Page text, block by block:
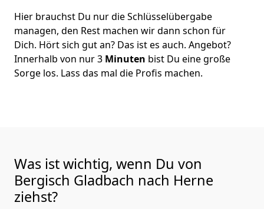
Hier brauchst Du nur die Schlüsselübergabe
managen, den Rest machen wir dann schon für
Dich. Hört sich gut an? Das ist es auch. Angebot?
Innerhalb von nur 3 Minuten bist Du eine große
Sorge los. Lass das mal die Profis machen.
Was ist wichtig, wenn Du von
Bergisch Gladbach nach Herne
ziehst?